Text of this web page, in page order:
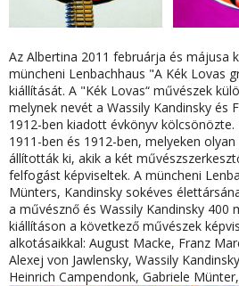
Az Albertina 2011 februárja és májusa
müncheni Lenbachhaus "A Kék Lovas
kiállítását. A "Kék Lovas“ művészek
melynek nevét a Wassily Kandinsky és
1912-ben kiadott évkönyv
1911-ben és 1912-ben, melyeken
állították ki, akik a két
felfogást képviseltek. A müncheni
Münters, Kandinsky sokéves
a művésznő és Wassily Kandinsky 400
kiállításon a következő művészek
alkotásaikkal: August Macke, Franz
Alexej von Jawlensky, Wassily
Heinrich Campendonk, Gabriele